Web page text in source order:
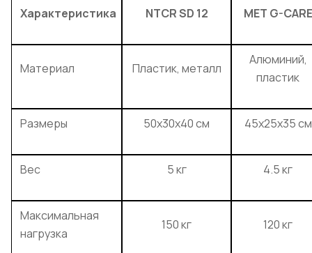
Характеристика NTCR SD 12 MET G-CARE
Материал Пластик, металл
Алюминий,
пластик
Размеры 50x30x40 см 45x25x35 см
Вес 5 кг 4.5 кг
Максимальная
нагрузка
150 кг 120 кг